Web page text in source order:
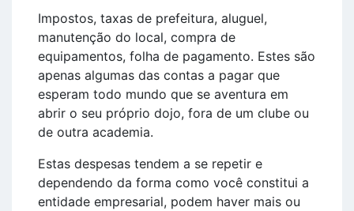
Impostos, taxas de prefeitura, aluguel,
manutenção do local, compra de
equipamentos, folha de pagamento. Estes são
apenas algumas das contas a pagar que
esperam todo mundo que se aventura em
abrir o seu próprio dojo, fora de um clube ou
de outra academia.
Estas despesas tendem a se repetir e
dependendo da forma como você constitui a
entidade empresarial, podem haver mais ou